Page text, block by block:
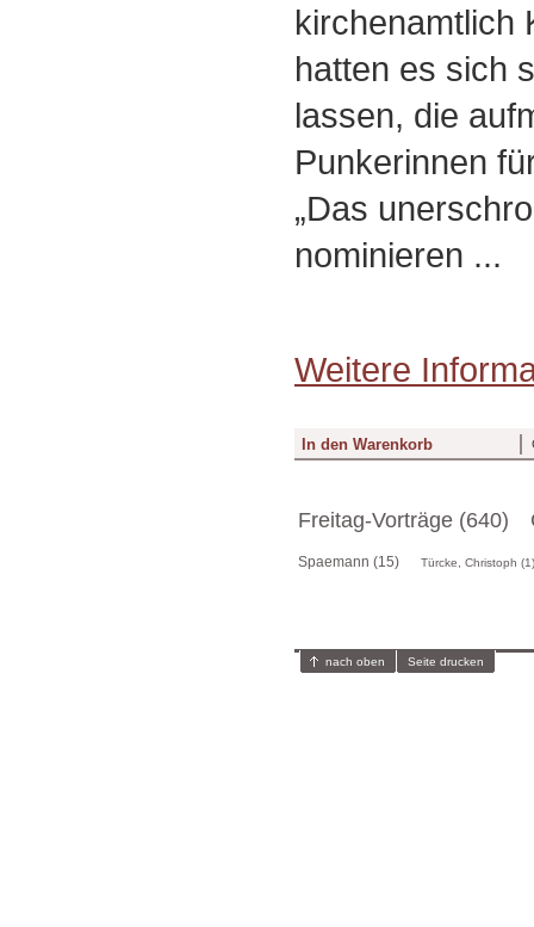
kirchenamtlich
hatten es sich
lassen, die
Punkerinnen
„Das
nominieren ...
Weitere
Freitag-Vorträge (640)
Spaemann (15) Türcke, Christoph (1)
nach oben Seite drucken